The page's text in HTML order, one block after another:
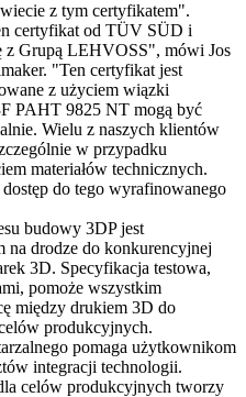
z tym certyfikatem".
certyfikat od TÜV SÜD i
z Grupą LEHVOSS", mówi Jos
"Ten certyfikat jest
z użyciem wiązki
PAHT 9825 NT mogą być
Wielu z naszych klientów
w przypadku
materiałów technicznych.
do tego wyrafinowanego
budowy 3DP jest
drodze do konkurencyjnej
3D. Specyfikacja testowa,
pomoże wszystkim
między drukiem 3D do
produkcyjnych.
pomaga użytkownikom
integracji technologii.
celów produkcyjnych tworzy